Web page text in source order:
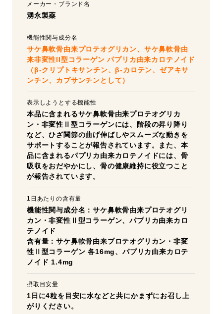
メーカー・ブランド名
湧永製薬
機能性関与成分名
サケ鼻軟骨由来プロテオグリカン、サケ鼻軟骨由
来非変性II型コラーゲンパプリカ由来カロテノイド
（β-クリプトキサンチン、β-カロテン、ゼアキサ
ンチン、カプサンチンとして）
表示しようとする機能性
本品に含まれるサケ鼻軟骨由来プロテオグリカ
ン・非変性Ⅱ型コラーゲンには、階段の昇り降り
など、ひざ関節の曲げ伸ばしやスムーズな動きを
サポートすることが報告されています。また、本
品に含まれるパプリカ由来カロテノイドには、骨
吸収をおだやかにし、骨の健康維持に役立つこと
が報告されています。
1日あたりの含有量
機能性関与成分名：サケ鼻軟骨由来プロテオグリ
カン・非変性Ⅱ型コラーゲン、パプリカ由来カロ
テノイド
含有量：サケ鼻軟骨由来プロテオグリカン・非変
性Ⅱ型コラーゲン 各16mg、パプリカ由来カロテ
ノイド 1.4mg
摂取目安量
1日に4粒を目安に水などと共にかまずにお召し上
がりください。